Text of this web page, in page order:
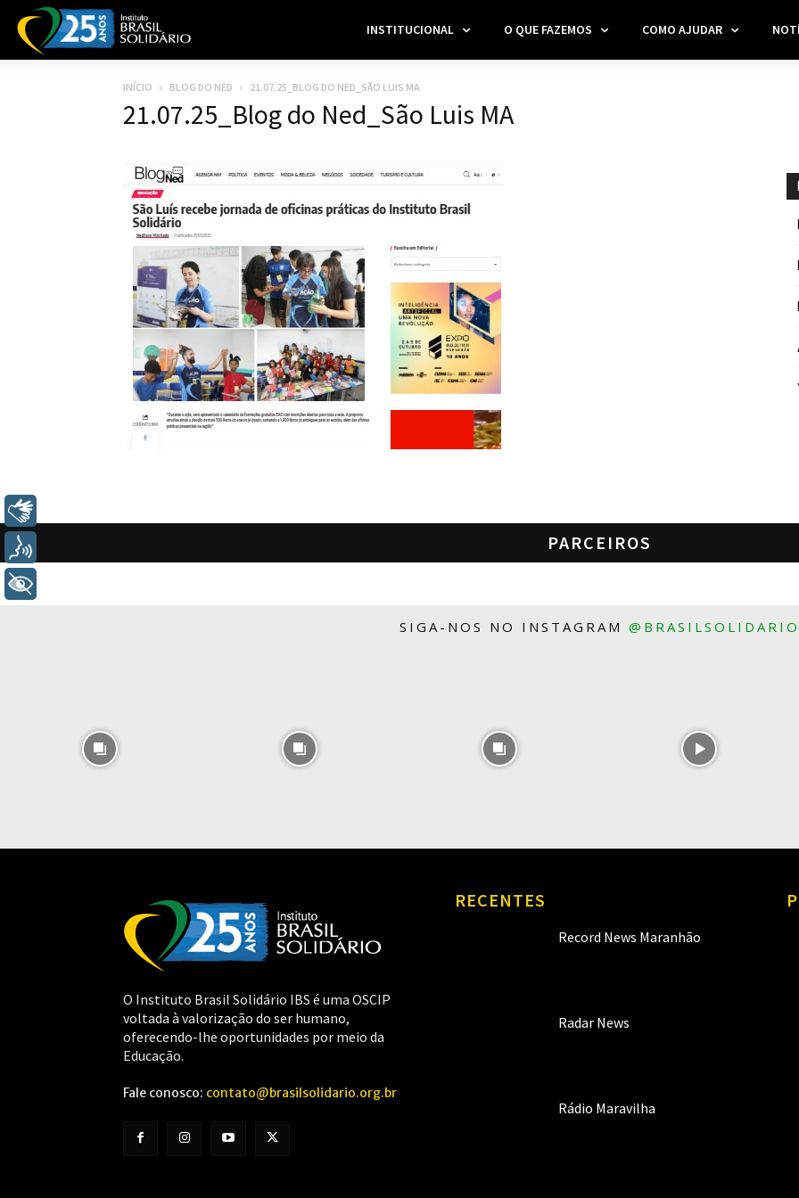
INSTITUCIONAL O QUE FAZEMOS COMO AJUDAR
INÍCIO BLOG DO NED 21.07.25_BLOG DO NED_SÃO LUIS MA
21.07.25_Blog do Ned_São Luis MA
PARCEIROS
SIGA-NOS NO INSTAGRAM @BRASILSOLIDARIO
O Instituto Brasil Solidário IBS é uma OSCIP
voltada à valorização do ser humano,
oferecendo-lhe oportunidades por meio da
Educação.
Fale conosco: contato@brasilsolidario.org.br
RECENTES
Record News Maranhão
Radar News
Rádio Maravilha